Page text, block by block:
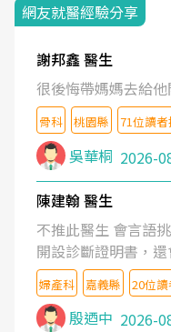
網友就醫經驗分享
謝邦鑫 醫生
很後悔帶媽媽去給他
骨科 桃園縣 71位讀者
吳華桐 2026-
陳建翰 醫生
不推此醫生 會言語
開設診斷證明書，
婦產科 嘉義縣 20位
殷迺中 2026-